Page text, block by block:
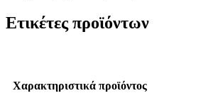
Ετικέτες προϊόντων
Χαρακτηριστικά προϊόντος